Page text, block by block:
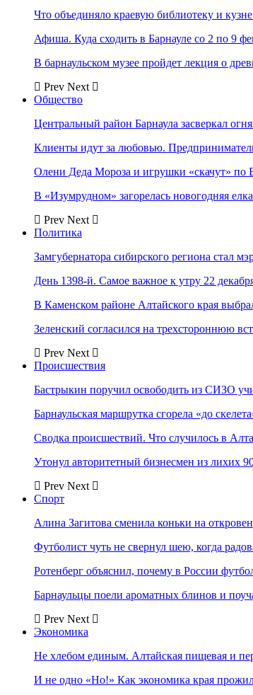
Что объединяло краевую библиотеку и
Афиша. Куда сходить в Барнауле со 2 по 9
В барнаульском музее пройдет лекция о
Prev Next
Общество
Центральный район Барнаула засверкал
Клиенты идут за любовью.
Олени Деда Мороза и игрушки «скачут» по
В «Изумрудном» загорелась новогодняя
Prev Next
Политика
Замгубернатора сибирского региона стал
День 1398-й. Самое важное к утру 22
В Каменском районе Алтайского края
Зеленский согласился на трехстороннюю
Prev Next
Происшествия
Бастрыкин поручил освободить из СИЗО
Барнаульская маршрутка сгорела «до
Сводка происшествий. Что случилось в
Утонул авторитетный бизнесмен из лихих
Prev Next
Спорт
Алина Загитова сменила коньки на
Футболист чуть не свернул шею, когда
Ротенберг объяснил, почему в России
Барнаульцы поели ароматных блинов и
Prev Next
Экономика
Не хлебом единым. Алтайская пищевая и
И не одно «Но!» Как экономика края